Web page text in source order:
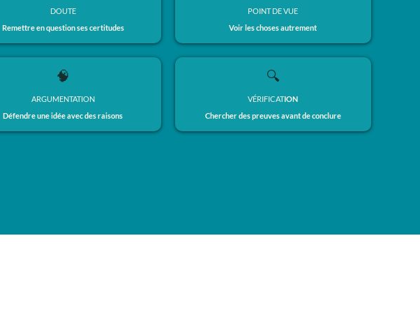
DOUTE
Remettre en question ses certitudes
POINT DE VUE
Voir les choses autrement
🧠
ARGUMENTATION
Défendre une idée avec des raisons
🔍
VÉRIFICATION
Chercher des preuves avant de conclure